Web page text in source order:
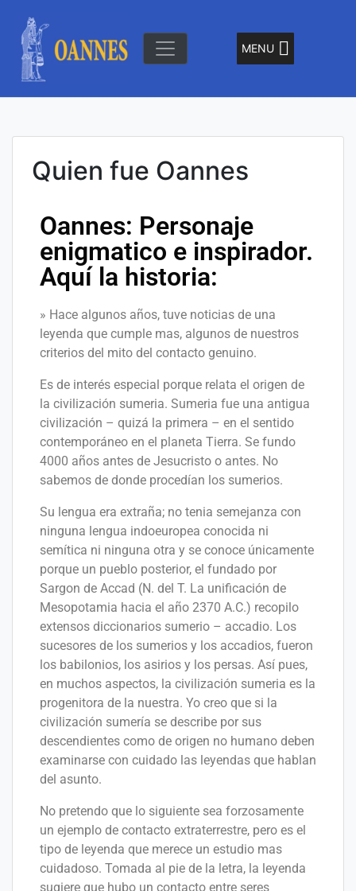
Oannes
"El Señor de la Olas"
MENU
Quien fue Oannes
Oannes: Personaje
enigmatico e inspirador.
Aquí la historia:
» Hace algunos años, tuve noticias de una
leyenda que cumple mas, algunos de nuestros
criterios del mito del contacto genuino.
Es de interés especial porque relata el origen de
la civilización sumeria. Sumeria fue una antigua
civilización – quizá la primera – en el sentido
contemporáneo en el planeta Tierra. Se fundo
4000 años antes de Jesucristo o antes. No
sabemos de donde procedían los sumerios.
Su lengua era extraña; no tenia semejanza con
ninguna lengua indoeuropea conocida ni
semítica ni ninguna otra y se conoce únicamente
porque un pueblo posterior, el fundado por
Sargon de Accad (N. del T. La unificación de
Mesopotamia hacia el año 2370 A.C.) recopilo
extensos diccionarios sumerio – accadio. Los
sucesores de los sumerios y los accadios, fueron
los babilonios, los asirios y los persas. Así pues,
en muchos aspectos, la civilización sumeria es la
progenitora de la nuestra. Yo creo que si la
civilización sumería se describe por sus
descendientes como de origen no humano deben
examinarse con cuidado las leyendas que hablan
del asunto.
No pretendo que lo siguiente sea forzosamente
un ejemplo de contacto extraterrestre, pero es el
tipo de leyenda que merece un estudio mas
cuidadoso. Tomada al pie de la letra, la leyenda
sugiere que hubo un contacto entre seres